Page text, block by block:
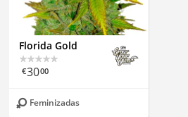
Florida Gold
€3000
Feminizadas